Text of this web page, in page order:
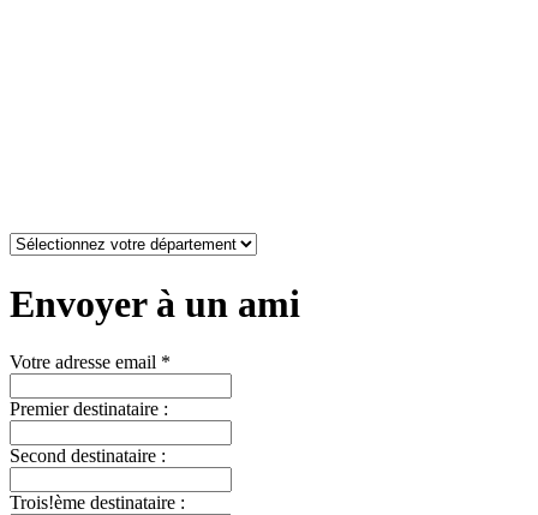
Envoyer à un ami
Votre adresse email *
Premier destinataire :
Second destinataire :
Trois!ème destinataire :